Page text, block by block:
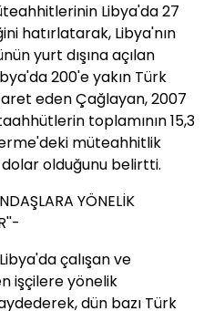
Libya'da 27
hatırlatarak, Libya'nın
yurt dışına açılan
200'e yakın Türk
eden Çağlayan, 2007
toplamının 15,3
müteahhitlik
olduğunu belirtti.
YÖNELİK
çalışan ve
işçilere yönelik
dün bazı Türk